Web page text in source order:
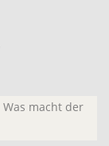
Was macht der